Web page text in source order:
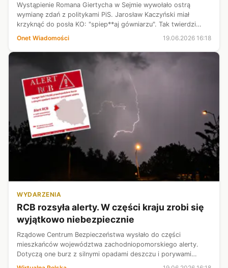
Wystąpienie Romana Giertycha w Sejmie wywołało ostrą
wymianę zdań z politykami PiS. Jarosław Kaczyński miał
krzyknąć do posła KO: "spiep**aj gówniarzu". Tak twierdzi
poseł KO, który złożył wniosek o ukaranie prezesa PiS, ale też
Onet Wiadomości 19.06.2026 16:18
WYDARZENIA
RCB rozsyła alerty. W części kraju zrobi się
wyjątkowo niebezpiecznie
Rządowe Centrum Bezpieczeństwa wysłało do części
mieszkańców województwa zachodniopomorskiego alerty.
Dotyczą one burz z silnymi opadami deszczu i porywami